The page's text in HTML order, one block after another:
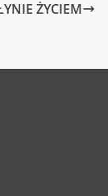
ŻYCIEM